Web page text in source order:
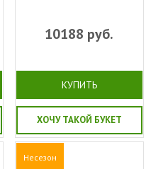
10188 руб.
КУПИТЬ
ХОЧУ ТАКОЙ БУКЕТ
Несезон